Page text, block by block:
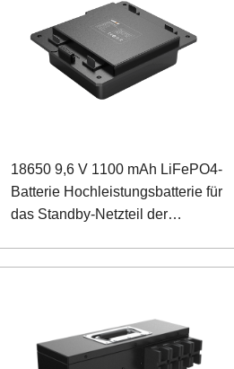
18650 9,6 V 1100 mAh LiFePO4-
Batterie Hochleistungsbatterie für
das Standby-Netzteil der